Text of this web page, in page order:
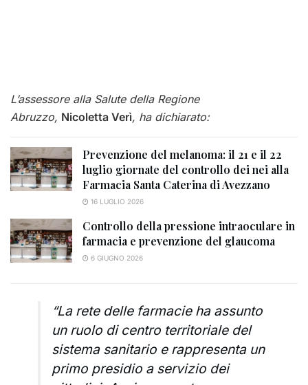
L’assessore alla Salute della Regione
Abruzzo, Nicoletta Verì, ha dichiarato:
Prevenzione del melanoma: il 21 e il 22
luglio giornate del controllo dei nei alla
Farmacia Santa Caterina di Avezzano
16 LUGLIO 2026
Controllo della pressione intraoculare in
farmacia e prevenzione del glaucoma
6 GIUGNO 2026
“La rete delle farmacie ha assunto
un ruolo di centro territoriale del
sistema sanitario e rappresenta un
primo presidio a servizio dei